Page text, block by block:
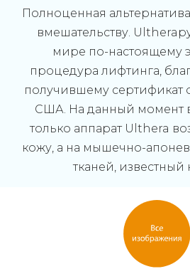
Полноценная
вмешательству.
мире по-настоящему
процедура лифтинга,
получившему сертификат
США. На данный момент
только аппарат Ulthera
кожу, а на мышечно-
тканей, известный